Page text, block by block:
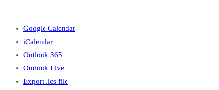
Google Calendar
iCalendar
Outlook 365
Outlook Live
Export .ics file